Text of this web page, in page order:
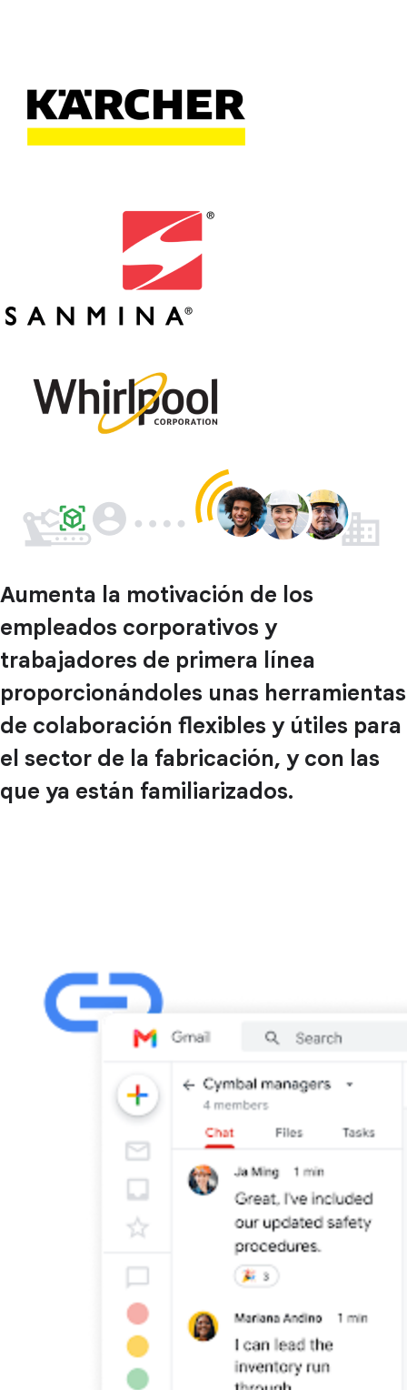
Aumenta la motivación de los
empleados corporativos y
trabajadores de primera línea
proporcionándoles unas herramientas
de colaboración flexibles y útiles para
el sector de la fabricación, y con las
que ya están familiarizados.